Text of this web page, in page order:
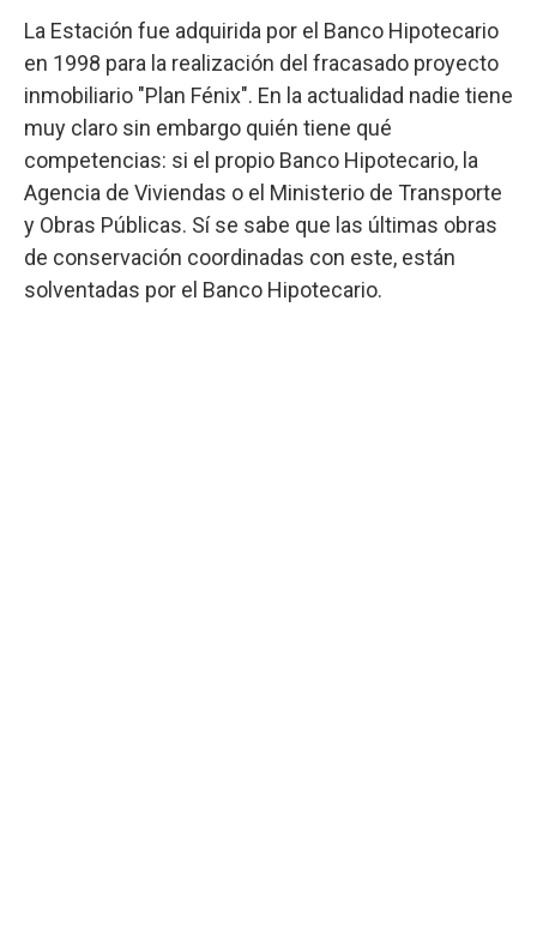
La Estación fue adquirida por el Banco Hipotecario
en 1998 para la realización del fracasado proyecto
inmobiliario "Plan Fénix". En la actualidad nadie tiene
muy claro sin embargo quién tiene qué
competencias: si el propio Banco Hipotecario, la
Agencia de Viviendas o el Ministerio de Transporte
y Obras Públicas. Sí se sabe que las últimas obras
de conservación coordinadas con este, están
solventadas por el Banco Hipotecario.